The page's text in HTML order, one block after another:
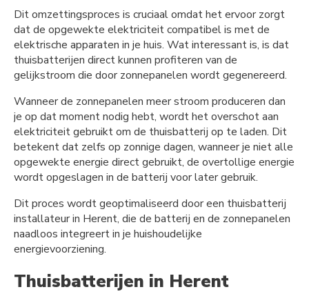
Dit omzettingsproces is cruciaal omdat het ervoor zorgt
dat de opgewekte elektriciteit compatibel is met de
elektrische apparaten in je huis. Wat interessant is, is dat
thuisbatterijen direct kunnen profiteren van de
gelijkstroom die door zonnepanelen wordt gegenereerd.
Wanneer de zonnepanelen meer stroom produceren dan
je op dat moment nodig hebt, wordt het overschot aan
elektriciteit gebruikt om de thuisbatterij op te laden. Dit
betekent dat zelfs op zonnige dagen, wanneer je niet alle
opgewekte energie direct gebruikt, de overtollige energie
wordt opgeslagen in de batterij voor later gebruik.
Dit proces wordt geoptimaliseerd door een thuisbatterij
installateur in Herent, die de batterij en de zonnepanelen
naadloos integreert in je huishoudelijke
energievoorziening.
Thuisbatterijen in Herent